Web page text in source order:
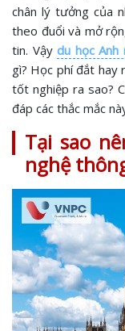
chân lý tưởng của
theo đuổi và mở
tin. Vậy du học Anh
gì? Học phí đắt hay
tốt nghiệp ra sao?
đáp các thắc mắc
Tại sao
nghệ